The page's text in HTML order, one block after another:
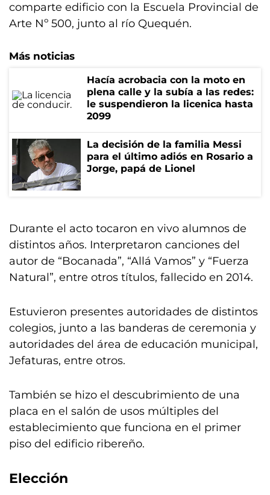
comparte edificio con la Escuela Provincial de
Arte Nº 500, junto al río Quequén.
Más noticias
Hacía acrobacia con la moto en
plena calle y la subía a las redes:
le suspendieron la licenica hasta
2099
La decisión de la familia Messi
para el último adiós en Rosario a
Jorge, papá de Lionel
Durante el acto tocaron en vivo alumnos de
distintos años. Interpretaron canciones del
autor de “Bocanada”, “Allá Vamos” y “Fuerza
Natural”, entre otros títulos, fallecido en 2014.
Estuvieron presentes autoridades de distintos
colegios, junto a las banderas de ceremonia y
autoridades del área de educación municipal,
Jefaturas, entre otros.
También se hizo el descubrimiento de una
placa en el salón de usos múltiples del
establecimiento que funciona en el primer
piso del edificio ribereño.
Elección